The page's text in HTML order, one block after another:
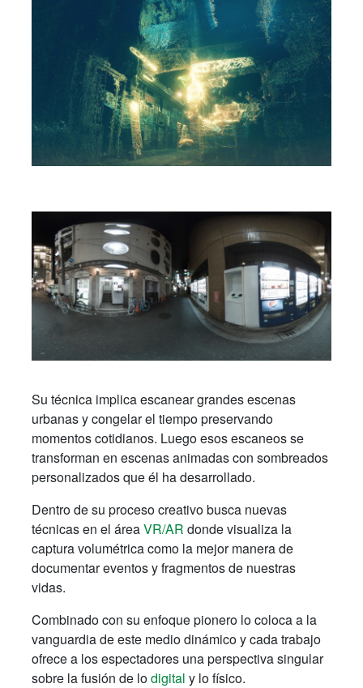
Su técnica implica escanear grandes escenas
urbanas y congelar el tiempo preservando
momentos cotidianos. Luego esos escaneos se
transforman en escenas animadas con sombreados
personalizados que él ha desarrollado.
Dentro de su proceso creativo busca nuevas
técnicas en el áreaVR/AR donde visualiza la
captura volumétrica como la mejor manera de
documentar eventos y fragmentos de nuestras
vidas.
Combinado con su enfoque pionero lo coloca a la
vanguardia de este medio dinámico y cada trabajo
ofrece a los espectadores una perspectiva singular
sobre la fusión de lodigital y lo físico.